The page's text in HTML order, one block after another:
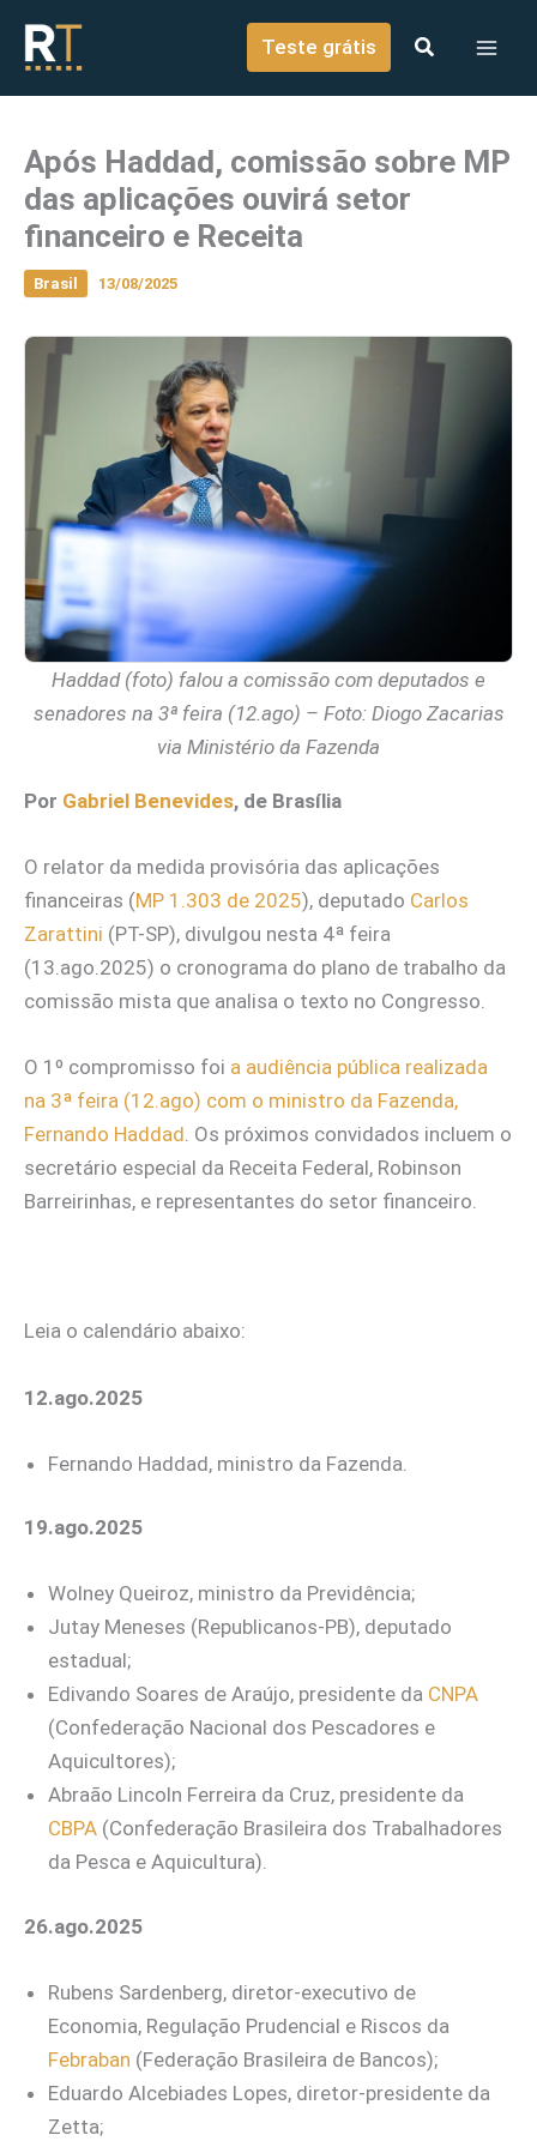
conteúdo
Teste grátis
Após Haddad, comissão sobre MP
das aplicações ouvirá setor
financeiro e Receita
Brasil 13/08/2025
Haddad (foto) falou a comissão com deputados e
senadores na 3ª feira (12.ago) – Foto: Diogo Zacarias
via Ministério da Fazenda
Por Gabriel Benevides, de Brasília
O relator da medida provisória das aplicações
financeiras (MP 1.303 de 2025), deputado Carlos
Zarattini (PT-SP), divulgou nesta 4ª feira
(13.ago.2025) o cronograma do plano de trabalho da
comissão mista que analisa o texto no Congresso.
O 1º compromisso foi a audiência pública realizada
na 3ª feira (12.ago) com o ministro da Fazenda,
Fernando Haddad. Os próximos convidados incluem o
secretário especial da Receita Federal, Robinson
Barreirinhas, e representantes do setor financeiro.
Leia o calendário abaixo:
12.ago.2025
Fernando Haddad, ministro da Fazenda.
19.ago.2025
Wolney Queiroz, ministro da Previdência;
Jutay Meneses (Republicanos-PB), deputado
estadual;
Edivando Soares de Araújo, presidente da CNPA
(Confederação Nacional dos Pescadores e
Aquicultores);
Abraão Lincoln Ferreira da Cruz, presidente da
CBPA (Confederação Brasileira dos Trabalhadores
da Pesca e Aquicultura).
26.ago.2025
Rubens Sardenberg, diretor-executivo de
Economia, Regulação Prudencial e Riscos da
Febraban (Federação Brasileira de Bancos);
Eduardo Alcebiades Lopes, diretor-presidente da
Zetta;